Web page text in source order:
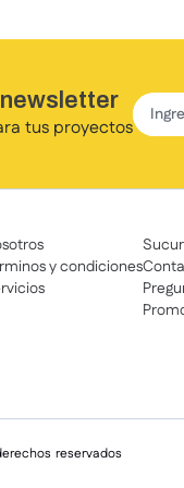
tus proyectos
y condiciones
reservados